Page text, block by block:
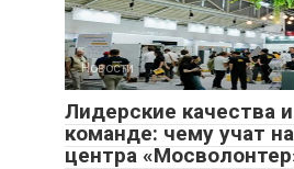
Новости
Лидерские качества
команде: чему учат
центра